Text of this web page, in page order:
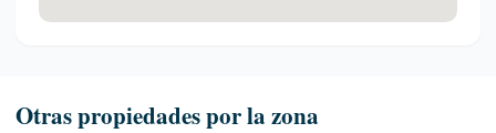
Otras propiedades por la zona